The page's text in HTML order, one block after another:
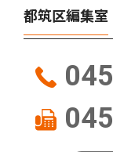
都筑区編集室